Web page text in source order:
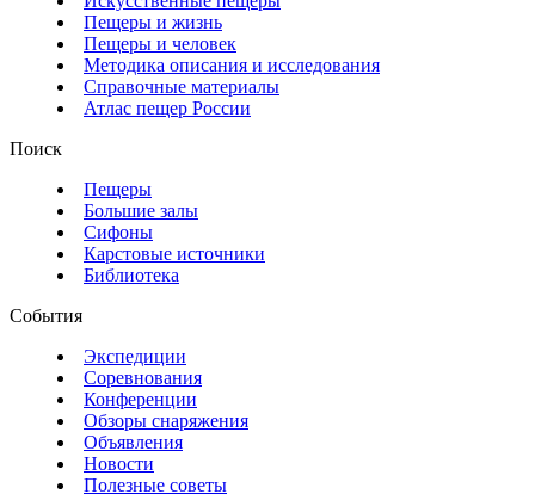
Пещеры и жизнь
Пещеры и человек
Методика описания и исследования
Справочные материалы
Атлас пещер России
Поиск
Пещеры
Большие залы
Сифоны
Карстовые источники
Библиотека
События
Экспедиции
Соревнования
Конференции
Обзоры снаряжения
Объявления
Новости
Полезные советы